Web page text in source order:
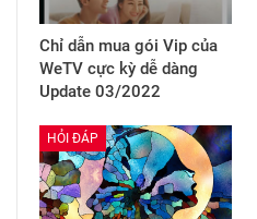
Chỉ dẫn mua gói Vip của
WeTV cực kỳ dễ dàng
Update 03/2022
HỎI ĐÁP